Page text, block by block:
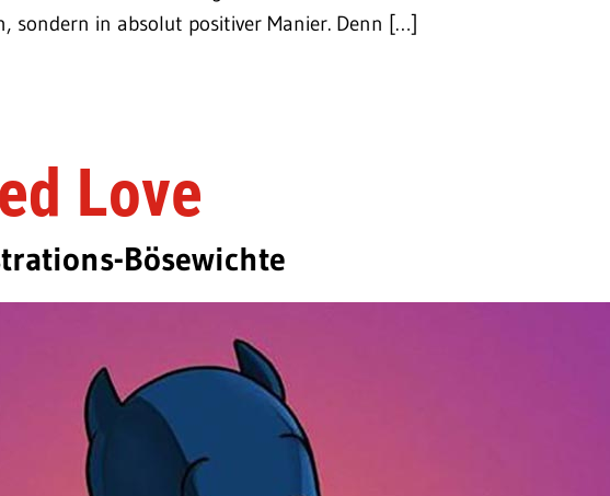
sondern in absolut positiver Manier. Denn […]
Love
Bösewichte